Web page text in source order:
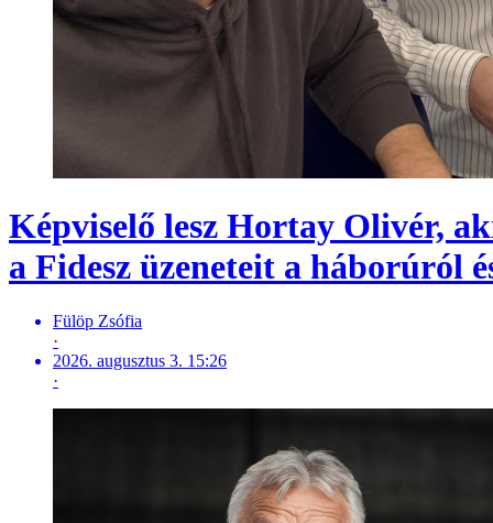
Képviselő lesz Hortay Olivér,
a Fidesz üzeneteit a háborúról
Fülöp Zsófia
·
2026. augusztus 3. 15:26
·